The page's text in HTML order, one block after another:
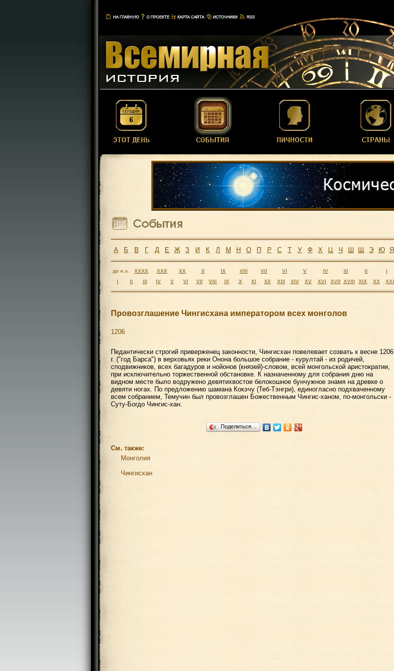
А Б В Г Д Е Ж З И К Л М Н О П Р С Т У Ф Х Ц Ч Ш Щ Э Ю Я
до н.э. XXXX XXX XX X IX VIII VII VI V IV III II
I
I
II III IV V VI VII VIII IX X XI XII XIII XIV XV XVI XVII XVIII XIX XX XXI
Провозглашение Чингисхана императором всех монголов
1206
Педантически строгий приверженец законности, Чингисхан повелевает созвать к весне 1206
г. ("год Барса") в верховьях реки Онона большое собрание - курултай - из родичей,
сподвижников, всех багадуров и нойонов (князей)-словом, всей монгольской аристократии,
при исключительно торжественной обстановке. К назначенному для собрания дню на
видном месте было водружено девятихвостое белокошное бунчужное знамя на древке о
девяти ногах. По предложению шамана Кокэчу (Теб-Тэнгри), единогласно подхваченному
всем собранием, Темучин был провозглашен Божественным Чингис-ханом, по-монгольски -
Суту-Богдо Чингис-хан.
Поделиться…
См. также:
Монголия
Чингисхан